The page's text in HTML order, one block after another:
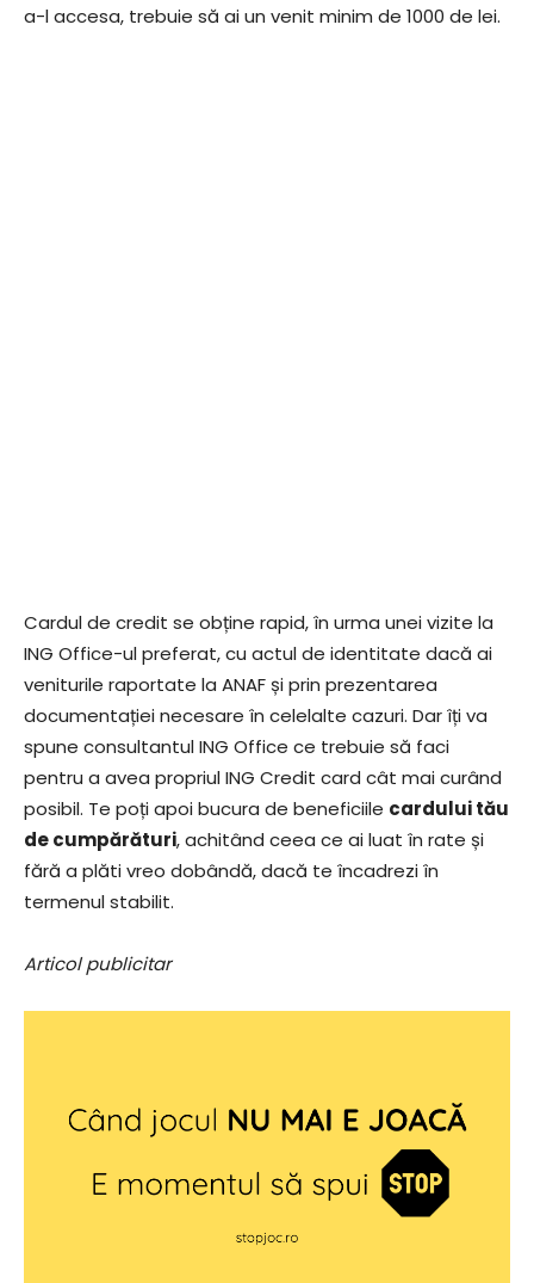
a-l accesa, trebuie să ai un venit minim de 1000 de lei.
Cardul de credit se obține rapid, în urma unei vizite la
ING Office-ul preferat, cu actul de identitate dacă ai
veniturile raportate la ANAF și prin prezentarea
documentației necesare în celelalte cazuri. Dar îți va
spune consultantul ING Office ce trebuie să faci
pentru a avea propriul ING Credit card cât mai curând
posibil. Te poți apoi bucura de beneficiile cardului tău
de cumpărături, achitând ceea ce ai luat în rate și
fără a plăti vreo dobândă, dacă te încadrezi în
termenul stabilit.
Articol publicitar